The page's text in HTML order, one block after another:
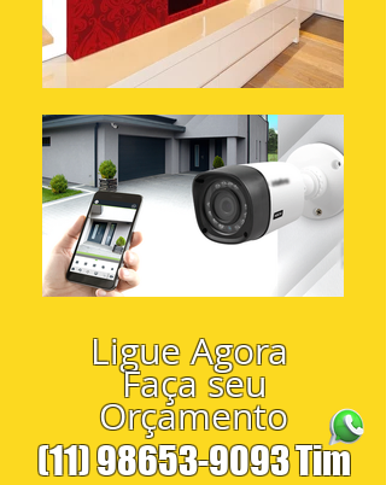
Ligue Agora
Faça seu
Orçamento
(11) 98653-9093Tim